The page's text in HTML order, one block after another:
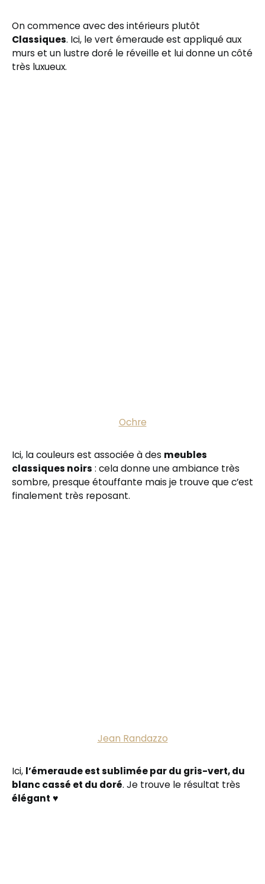
On commence avec des intérieurs plutôt
Classiques. Ici, le vert émeraude est appliqué aux
murs et un lustre doré le réveille et lui donne un côté
très luxueux.
Ochre
Ici, la couleurs est associée à des meubles
classiques noirs : cela donne une ambiance très
sombre, presque étouffante mais je trouve que c’est
finalement très reposant.
Jean Randazzo
Ici, l’émeraude est sublimée par du gris-vert, du
blanc cassé et du doré. Je trouve le résultat très
élégant ♥